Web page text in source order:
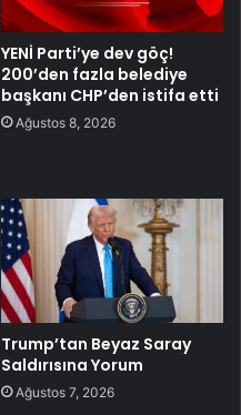
YENİ Parti’ye dev göç!
200’den fazla belediye
başkanı CHP’den istifa etti
Ağustos 8, 2026
Trump’tan Beyaz Saray
Saldırısına Yorum
Ağustos 7, 2026